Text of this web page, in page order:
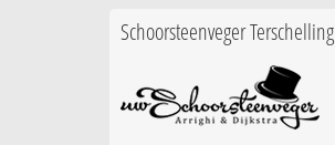
Schoorsteenveger Terschelling